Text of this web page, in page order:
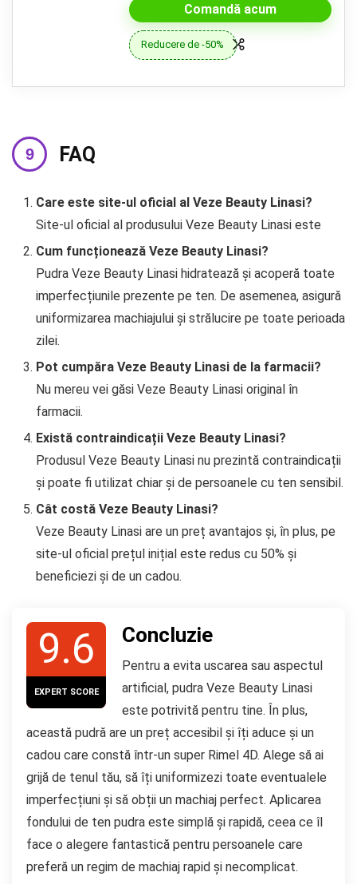
Comandă acum
Reducere de -50%
FAQ
Care este site-ul oficial al Veze Beauty Linasi?
Site-ul oficial al produsului Veze Beauty Linasi este
Cum funcționează Veze Beauty Linasi?
Pudra Veze Beauty Linasi hidratează și acoperă toate
imperfecțiunile prezente pe ten. De asemenea, asigură
uniformizarea machiajului și strălucire pe toate perioada
zilei.
Pot cumpăra Veze Beauty Linasi de la farmacii?
Nu mereu vei găsi Veze Beauty Linasi original în
farmacii.
Există contraindicații Veze Beauty Linasi?
Produsul Veze Beauty Linasi nu prezintă contraindicații
și poate fi utilizat chiar și de persoanele cu ten sensibil.
Cât costă Veze Beauty Linasi?
Veze Beauty Linasi are un preț avantajos și, în plus, pe
site-ul oficial prețul inițial este redus cu 50% și
beneficiezi și de un cadou.
9.6
EXPERT SCORE
Concluzie
Pentru a evita uscarea sau aspectul
artificial, pudra Veze Beauty Linasi
este potrivită pentru tine. În plus,
această pudră are un preț accesibil și îți aduce și un
cadou care constă într-un super Rimel 4D. Alege să ai
grijă de tenul tău, să îți uniformizezi toate eventualele
imperfecțiuni și să obții un machiaj perfect. Aplicarea
fondului de ten pudra este simplă și rapidă, ceea ce îl
face o alegere fantastică pentru persoanele care
preferă un regim de machiaj rapid și necomplicat.